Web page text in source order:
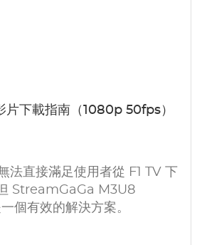
片下載指南（1080p 50fps）
法直接滿足使用者從 F1 TV 下
StreamGaGa M3U8
個有效的解決方案。